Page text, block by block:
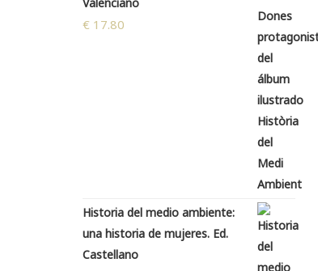
€ 17.80
Historia del medio ambiente:
una historia de mujeres. Ed.
Castellano